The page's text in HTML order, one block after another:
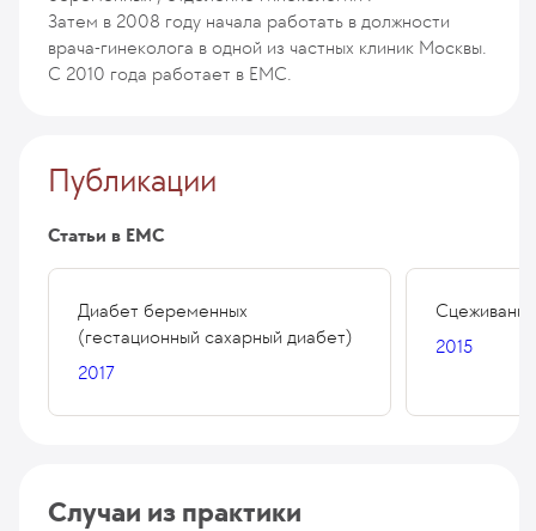
Затем в 2008 году начала работать в должности
врача-гинеколога в одной из частных клиник Москвы.
С 2010 года работает в ЕМС.
Публикации
Статьи в ЕМС
Диабет беременных
(гестационный сахарный диабет)
2017
2015
Случаи из практики